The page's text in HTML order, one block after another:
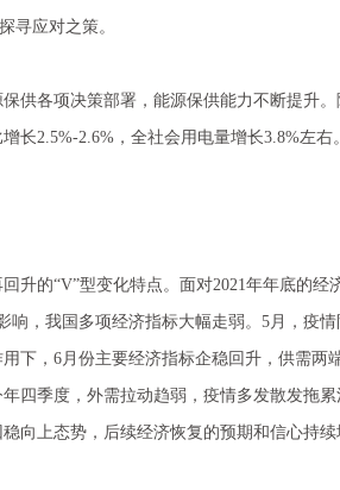
寻应对之策。
各项决策部署，能源保供能力不断提升。
2.5%-2.6%，全社会用电量增长3.8%左右
的“V”型变化特点。面对2021年年底的经
，我国多项经济指标大幅走弱。5月，疫
下，6月份主要经济指标企稳回升，供需两
四季度，外需拉动趋弱，疫情多发散发拖
向上态势，后续经济恢复的预期和信心持续